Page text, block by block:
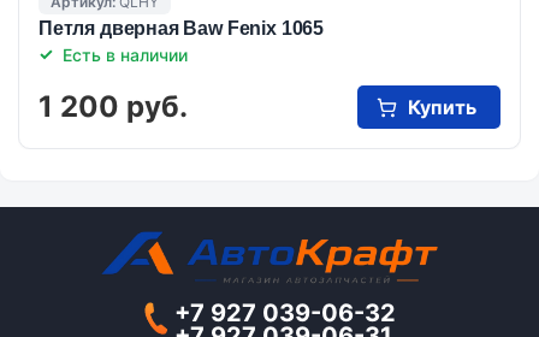
Петля дверная Baw Fenix 1065
Есть в наличии
1 200 руб. Купить
+7 927 039-06-32